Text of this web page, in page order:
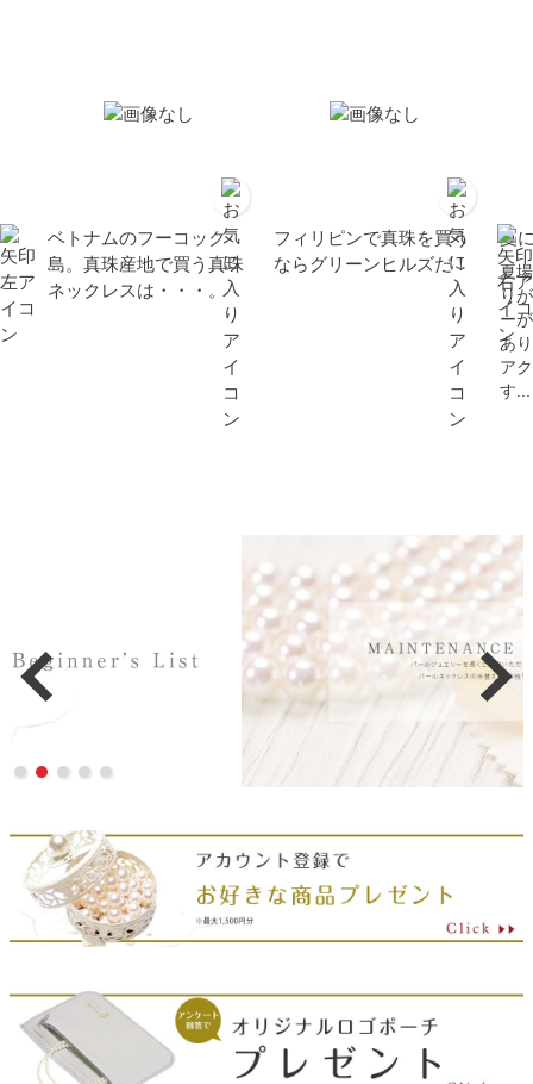
ベトナムのフーコック
島。真珠産地で買う真珠
ネックレスは・・・。
フィリピンで真珠を買う
ならグリーンヒルズだ！
夏
夏
り
ー
あ
ア
す...